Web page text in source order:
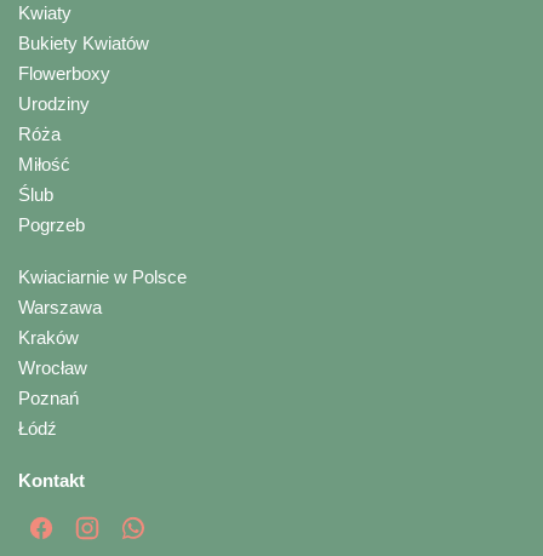
Kwiaty
Bukiety Kwiatów
Flowerboxy
Urodziny
Róża
Miłość
Ślub
Pogrzeb
Kwiaciarnie w Polsce
Warszawa
Kraków
Wrocław
Poznań
Łódź
Kontakt